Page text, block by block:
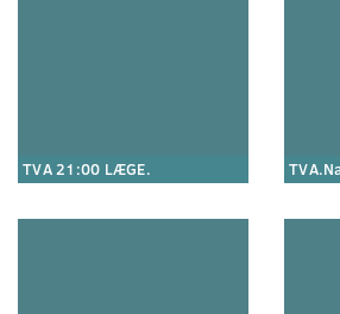
TVA 21:00 LÆGE.